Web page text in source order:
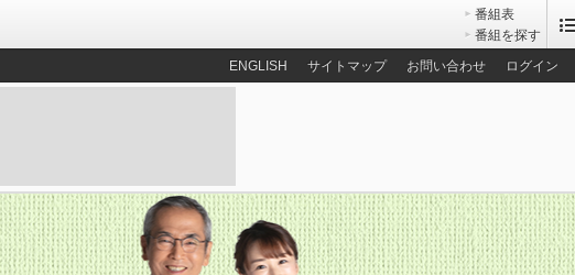
番組表
番組を探す
ENGLISH サイトマップ お問い合わせ ログイン